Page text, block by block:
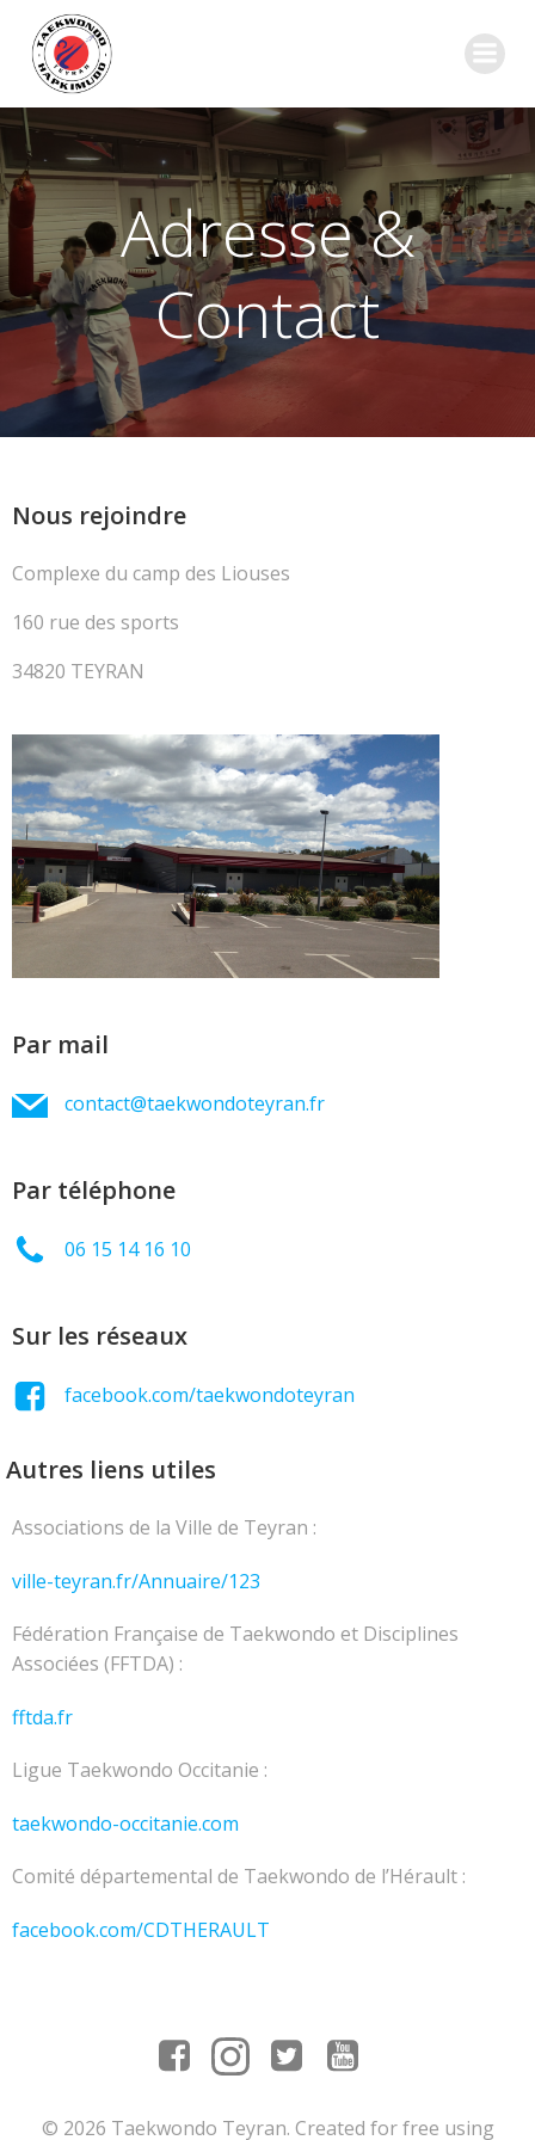
Adresse &
Contact
Nous rejoindre
Complexe du camp des Liouses
160 rue des sports
34820 TEYRAN
Par mail
contact@taekwondoteyran.fr
Par téléphone
06 15 14 16 10
Sur les réseaux
facebook.com/taekwondoteyran
Autres liens utiles
Associations de la Ville de Teyran :
ville-teyran.fr/Annuaire/123
Fédération Française de Taekwondo et Disciplines
Associées (FFTDA) :
fftda.fr
Ligue Taekwondo Occitanie :
taekwondo-occitanie.com
Comité départemental de Taekwondo de l’Hérault :
facebook.com/CDTHERAULT
© 2026 Taekwondo Teyran. Created for free using